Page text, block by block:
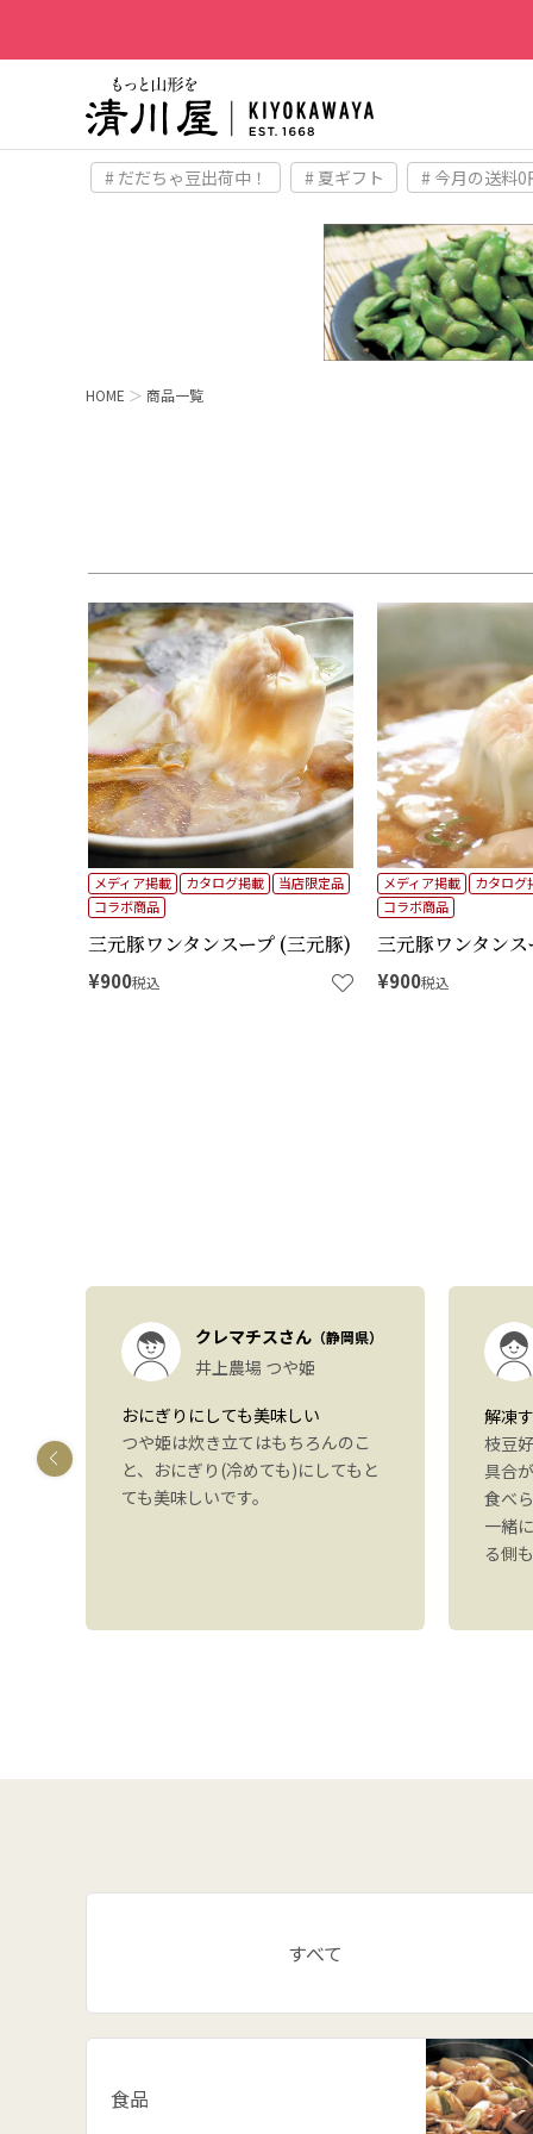
# だだちゃ豆出荷中！ # 夏ギフト # 今月の送料0
HOME 商品一覧
キーワード
商品番号
価格
タグ
三元豚ワンタンスープ (三元豚)
メディア掲載 カタログ掲載
当店限定品
コラボ商品
¥900税込
三元豚ワンタン
メディア掲載
カタログ
コラボ商品
¥900税込
クレマチスさん （静岡県）
井上農場 つや姫
おにぎりにしても美味しい
つや姫は炊き立てはもちろんのこ
と、おにぎり(冷めても)にしてもと
ても美味しいです。
解凍
枝豆
具合
食べ
一緒
る側
すべて
食品